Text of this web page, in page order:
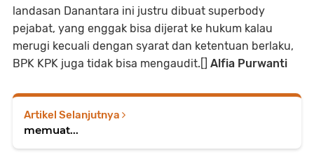
landasan Danantara ini justru dibuat superbody
pejabat, yang enggak bisa dijerat ke hukum kalau
merugi kecuali dengan syarat dan ketentuan berlaku,
BPK KPK juga tidak bisa mengaudit.[] Alfia Purwanti
Artikel Selanjutnya
memuat...